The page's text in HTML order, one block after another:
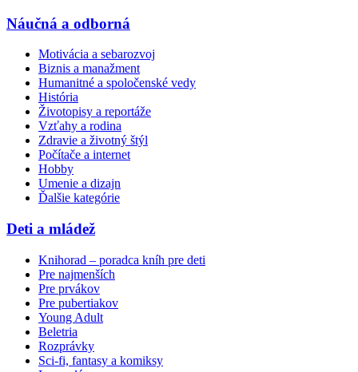
Náučná a odborná
Motivácia a sebarozvoj
Biznis a manažment
Humanitné a spoločenské vedy
História
Životopisy a reportáže
Vzťahy a rodina
Zdravie a životný štýl
Počítače a internet
Hobby
Umenie a dizajn
Ďalšie kategórie
Deti a mládež
Knihorad – poradca kníh pre deti
Pre najmenších
Pre prvákov
Pre pubertiakov
Young Adult
Beletria
Rozprávky
Sci-fi, fantasy a komiksy